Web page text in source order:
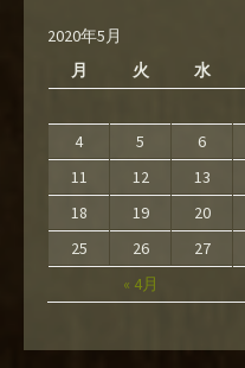
2020年5月
月
火 水
« 4月
4
5 6
11
12 13
18
19 20
25
26 27